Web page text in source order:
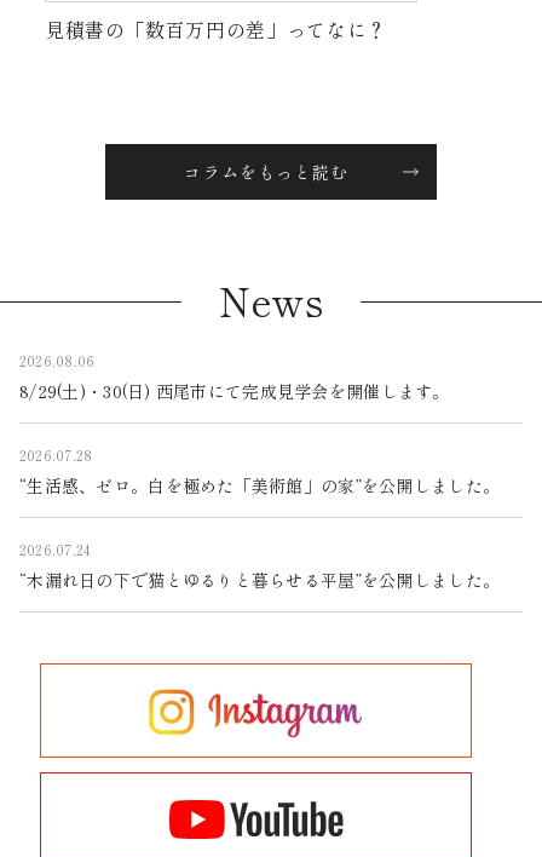
見積書の「数百万円の差」ってなに？
コラムをもっと読む
News
2026.08.06
8/29(土)・30(日) 西尾市にて完成見学会を開催します。
2026.07.28
“生活感、ゼロ。白を極めた「美術館」の家”を公開しました。
2026.07.24
“木漏れ日の下で猫とゆるりと暮らせる平屋”を公開しました。